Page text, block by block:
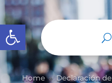
Abrir barra de herramientas
Home 9 Declaración